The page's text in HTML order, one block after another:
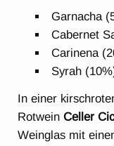
Garnacha
Cabernet
Carinena
Syrah
In einer
RotweinCeller
Weinglas mit